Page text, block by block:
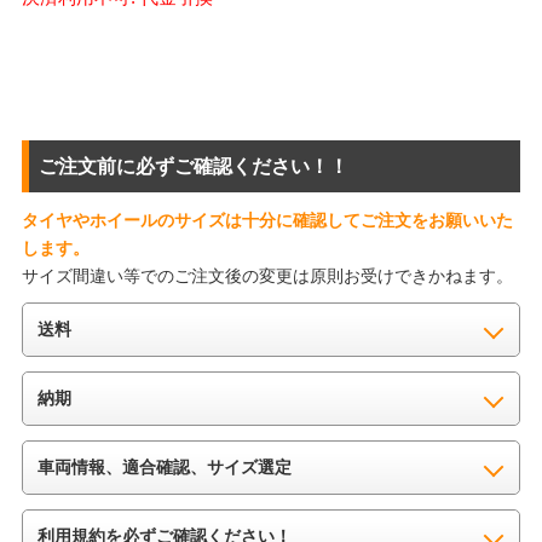
ご注文前に必ずご確認ください！！
タイヤやホイールのサイズは十分に確認してご注文をお願いいた
します。
サイズ間違い等でのご注文後の変更は原則お受けできかねます。
送料
納期
車両情報、適合確認、サイズ選定
利用規約を必ずご確認ください！